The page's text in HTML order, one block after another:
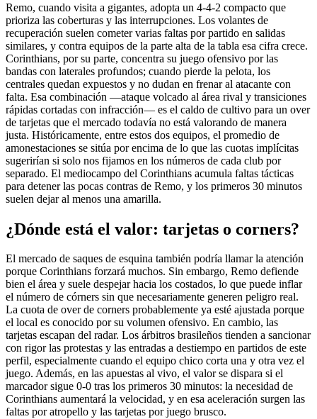
Remo, cuando visita a gigantes, adopta un 4-4-2 compacto que
prioriza las coberturas y las interrupciones. Los volantes de
recuperación suelen cometer varias faltas por partido en salidas
similares, y contra equipos de la parte alta de la tabla esa cifra crece.
Corinthians, por su parte, concentra su juego ofensivo por las
bandas con laterales profundos; cuando pierde la pelota, los
centrales quedan expuestos y no dudan en frenar al atacante con
falta. Esa combinación —ataque volcado al área rival y transiciones
rápidas cortadas con infracción— es el caldo de cultivo para un over
de tarjetas que el mercado todavía no está valorando de manera
justa. Históricamente, entre estos dos equipos, el promedio de
amonestaciones se sitúa por encima de lo que las cuotas implícitas
sugerirían si solo nos fijamos en los números de cada club por
separado. El mediocampo del Corinthians acumula faltas tácticas
para detener las pocas contras de Remo, y los primeros 30 minutos
suelen dejar al menos una amarilla.
¿Dónde está el valor: tarjetas o corners?
El mercado de saques de esquina también podría llamar la atención
porque Corinthians forzará muchos. Sin embargo, Remo defiende
bien el área y suele despejar hacia los costados, lo que puede inflar
el número de córners sin que necesariamente generen peligro real.
La cuota de over de corners probablemente ya esté ajustada porque
el local es conocido por su volumen ofensivo. En cambio, las
tarjetas escapan del radar. Los árbitros brasileños tienden a sancionar
con rigor las protestas y las entradas a destiempo en partidos de este
perfil, especialmente cuando el equipo chico corta una y otra vez el
juego. Además, en las apuestas al vivo, el valor se dispara si el
marcador sigue 0-0 tras los primeros 30 minutos: la necesidad de
Corinthians aumentará la velocidad, y en esa aceleración surgen las
faltas por atropello y las tarjetas por juego brusco.